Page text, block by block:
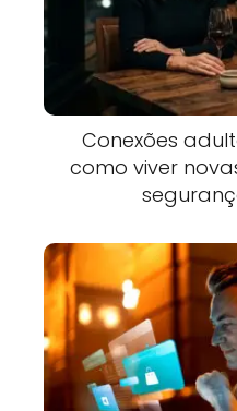
Conexões
como viver